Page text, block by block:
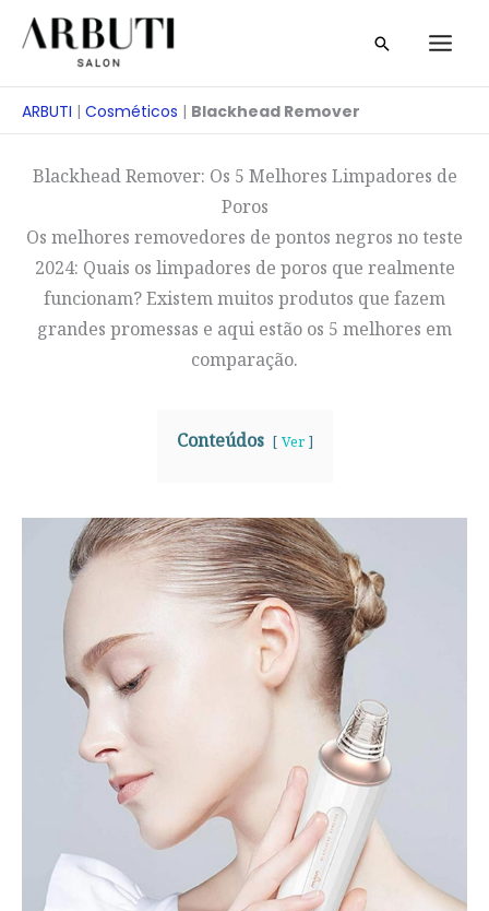
Saltar
para
conteúdo
Pesquisa
ARBUTI | Cosméticos | Blackhead Remover
Blackhead Remover: Os 5 Melhores Limpadores de
Poros
Os melhores removedores de pontos negros no teste
2024: Quais os limpadores de poros que realmente
funcionam? Existem muitos produtos que fazem
grandes promessas e aqui estão os 5 melhores em
comparação.
Conteúdos Ver